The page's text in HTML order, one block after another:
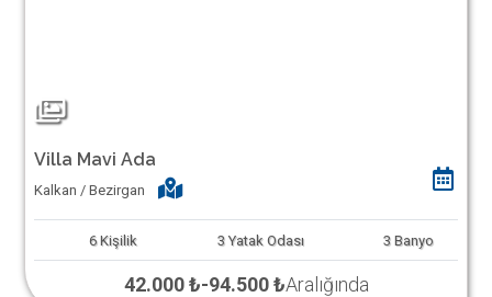
Villa Mavi Ada
Kalkan / Bezirgan
6 Kişilik 3 Yatak Odası 3 Banyo
42.000 ₺-94.500 ₺Aralığında